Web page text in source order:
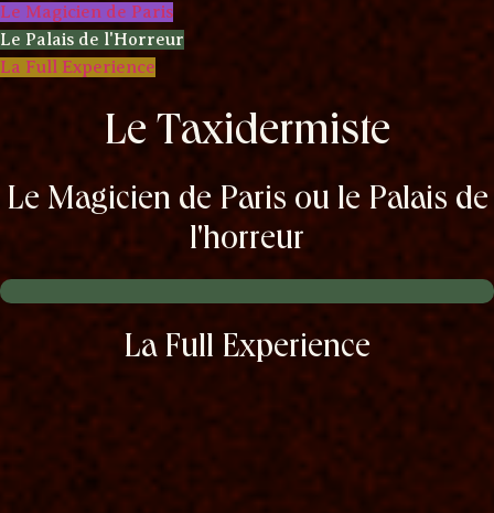
Le Magicien de Paris
Le Palais de l'Horreur
La Full Experience
Le Taxidermiste
Le Magicien de Paris ou le Palais de
l'horreur
La Full Experience